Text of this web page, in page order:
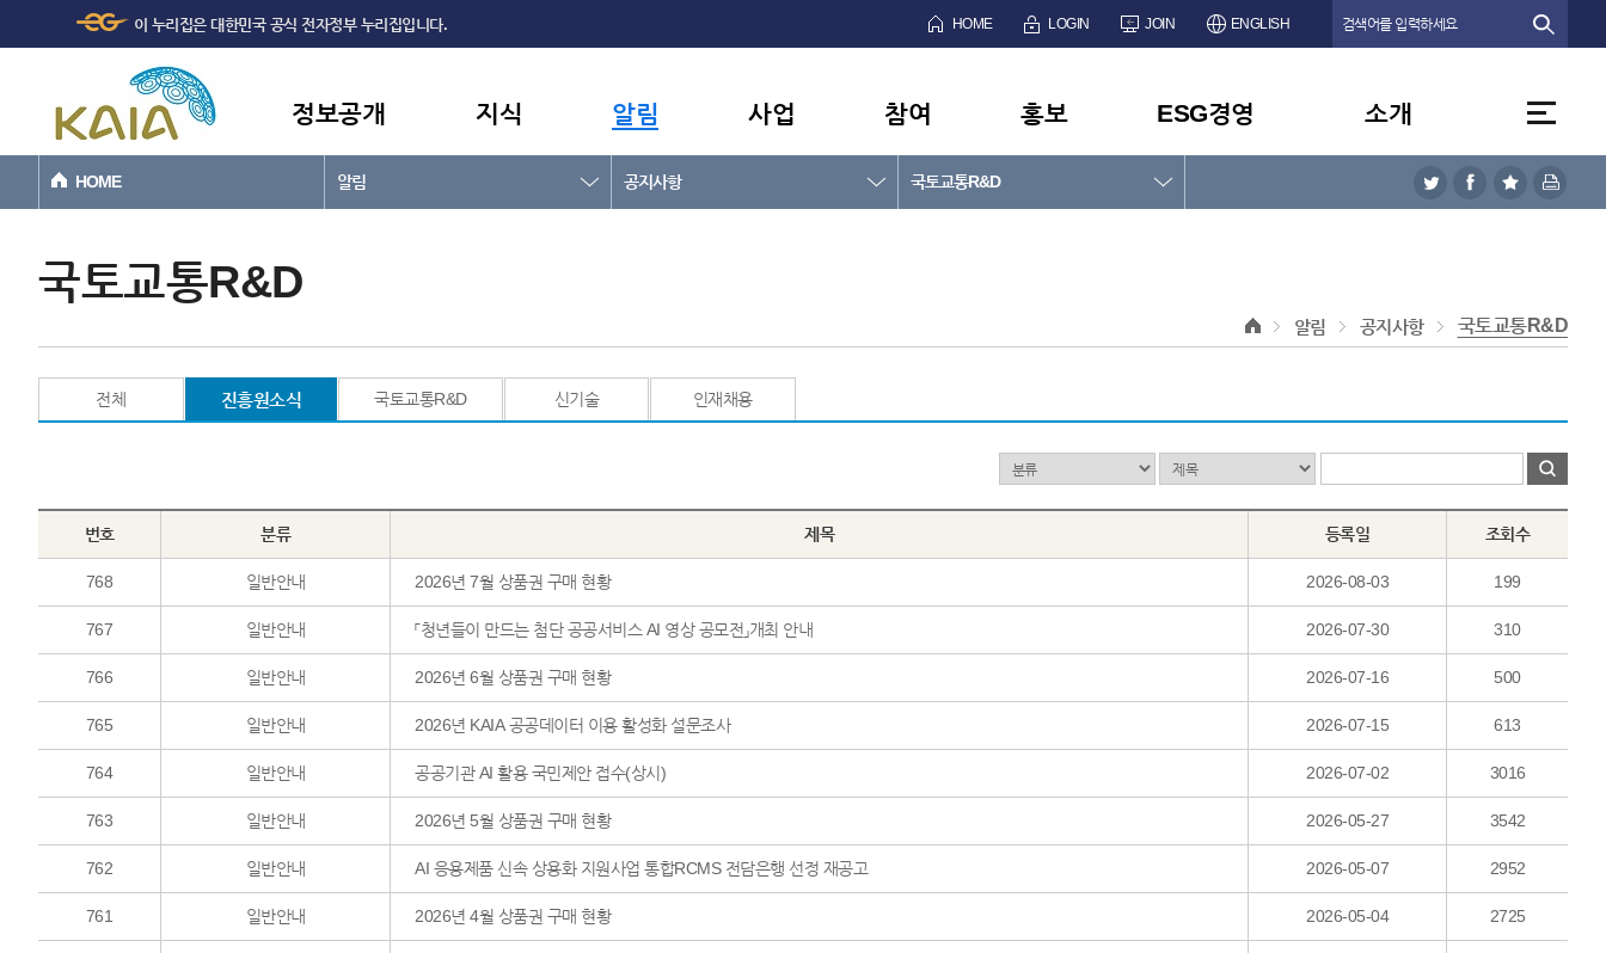
본문바로가기
이 누리집은 대한민국 공식 전자정부 누리집입니다. HOME LOGIN JOIN ENGLISH
정보공개 지식 알림 사업 참여 홍보 ESG경영 소개
HOME 알림 공지사항 국토교통R&D
국토교통R&D
알림 공지사항 국토교통R&D
전체 진흥원소식 국토교통R&D 신기술 인재채용
번호 분류 제목 등록일 조회수
768 일반안내 2026년 7월 상품권 구매 현황 2026-08-03 199
767 일반안내 「청년들이 만드는 첨단 공공서비스 AI 영상 공모전」개최 안내 2026-07-30 310
766 일반안내 2026년 6월 상품권 구매 현황 2026-07-16 500
765 일반안내 2026년 KAIA 공공데이터 이용 활성화 설문조사 2026-07-15 613
764 일반안내 공공기관 AI 활용 국민제안 접수(상시) 2026-07-02 3016
763 일반안내 2026년 5월 상품권 구매 현황 2026-05-27 3542
762 일반안내 AI 응용제품 신속 상용화 지원사업 통합RCMS 전담은행 선정 재공고 2026-05-07 2952
761 일반안내 2026년 4월 상품권 구매 현황 2026-05-04 2725